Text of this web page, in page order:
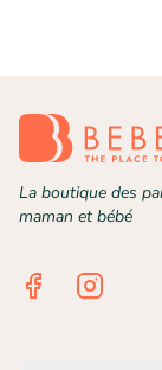
La boutique des
maman et bébé
FacebookInstagram